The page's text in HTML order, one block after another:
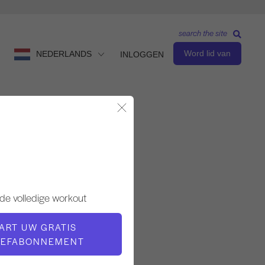
NEDERLANDS INLOGGEN Word lid van
search the site
volledige workout
UW GRATIS
LERAAR
Kathi Ross Nash
TEMPO TRAINING